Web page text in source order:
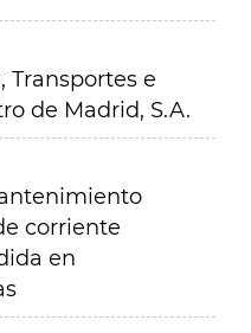
Transportes e
de Madrid, S.A.
corriente
en